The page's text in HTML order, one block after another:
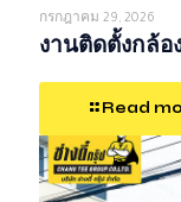
กรกฎาคม 29, 2026
งานติดตั้งกล้อ
Read